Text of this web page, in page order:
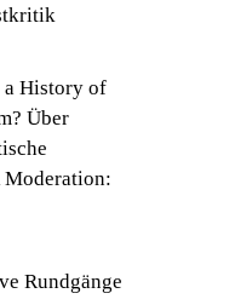
a History of
Über
Moderation:
Rundgänge